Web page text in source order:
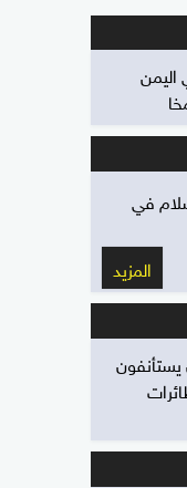
اليمن
في
المزيد
يستأنفون